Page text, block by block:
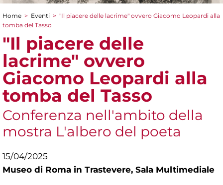
Tu sei qui
Home > Eventi > "Il piacere delle lacrime" ovvero Giacomo Leopardi alla
tomba del Tasso
"Il piacere delle
lacrime" ovvero
Giacomo Leopardi alla
tomba del Tasso
Conferenza nell'ambito della
mostra L'albero del poeta
15/04/2025
Museo di Roma in Trastevere, Sala Multimediale